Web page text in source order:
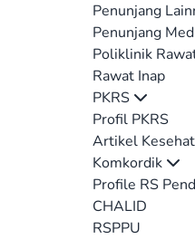
Penunjang
Penunjang
Poliklinik
Rawat Inap
PKRS
Profil PKRS
Artikel
Komkordik
Profile RS
CHALID
RSPPU